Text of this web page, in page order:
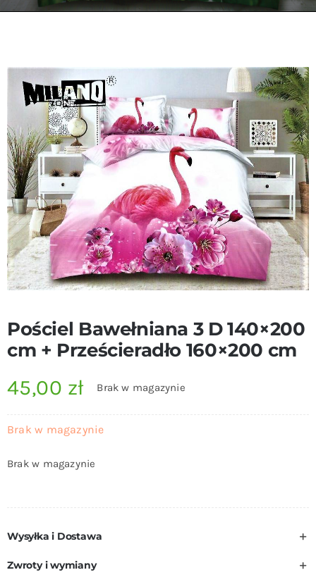
Pościel Bawełniana 3 D 140×200
cm + Prześcieradło 160×200 cm
45,00 zł Brak w magazynie
Brak w magazynie
Brak w magazynie
Wysyłka i Dostawa
Zwroty i wymiany